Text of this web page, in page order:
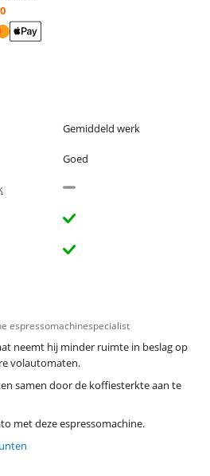
Gemiddeld werk
Goed
espressomachinespecialist
neemt hij minder ruimte in beslag op
volautomaten.
samen door de koffiesterkte aan te
met deze espressomachine.